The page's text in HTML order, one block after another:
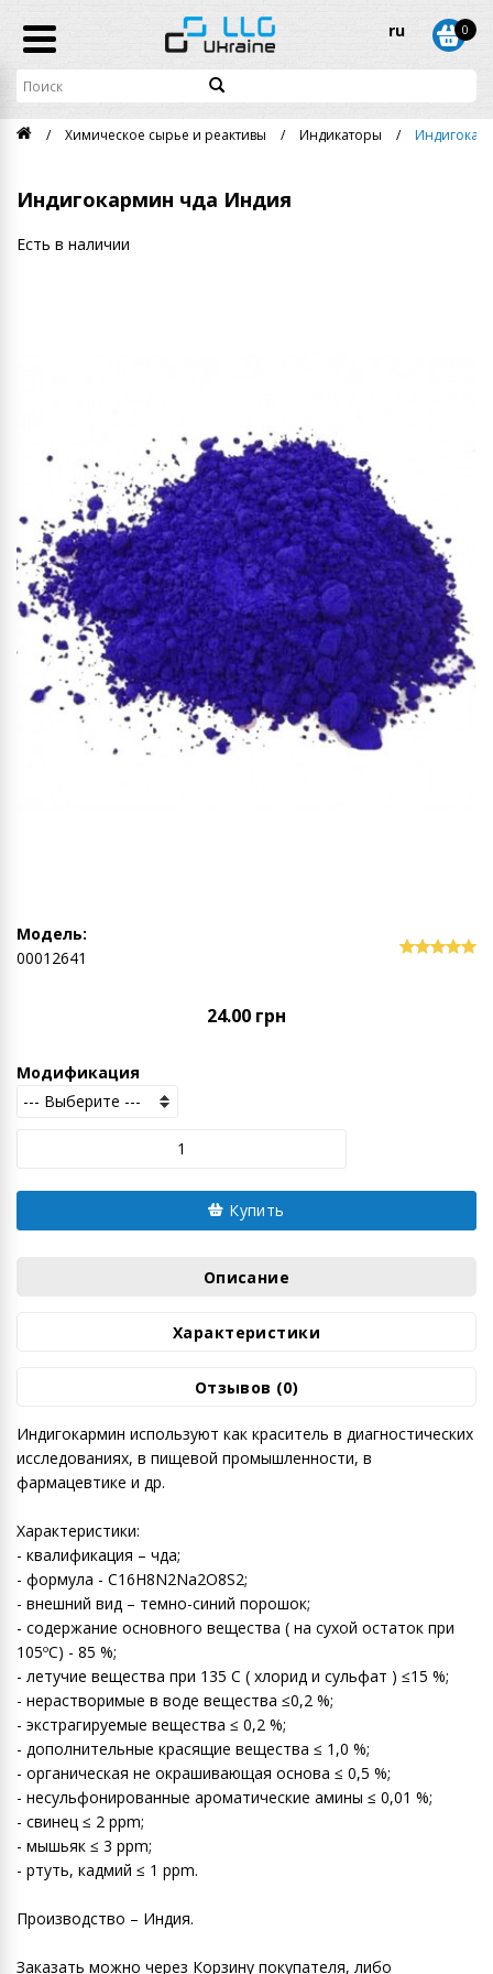
ru 0
Химическое сырье и реактивы Индикаторы
Индигокармин чда Индия
Есть в наличии
Модель:
00012641
24.00 грн
Модификация
Купить
Описание
Характеристики
Отзывов (0)
Индигокармин используют как краситель в диагностических
исследованиях, в пищевой промышленности, в
фармацевтике и др.
Характеристики:
- квалификация – чда;
- формула - C16H8N2Na2O8S2;
- внешний вид – темно-синий порошок;
- содержание основного вещества ( на сухой остаток при
105ºC) - 85 %;
- летучие вещества при 135 С ( хлорид и сульфат ) ≤15 %;
- нерастворимые в воде вещества ≤0,2 %;
- экстрагируемые вещества ≤ 0,2 %;
- дополнительные красящие вещества ≤ 1,0 %;
- органическая не окрашивающая основа ≤ 0,5 %;
- несульфонированные ароматические амины ≤ 0,01 %;
- свинец ≤ 2 ppm;
- мышьяк ≤ 3 ppm;
- ртуть, кадмий ≤ 1 ppm.
Производство – Индия.
Заказать можно через Корзину покупателя, либо